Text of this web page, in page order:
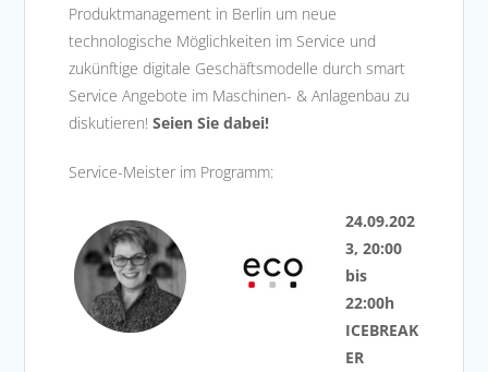
Produktmanagement in Berlin um neue
technologische Möglichkeiten im Service und
zukünftige digitale Geschäftsmodelle durch smart
Service Angebote im Maschinen- & Anlagenbau zu
diskutieren!Seien Sie dabei!
Service-Meister im Programm:
24.09.202
3, 20:00
bis
22:00h
ICEBREAK
ER